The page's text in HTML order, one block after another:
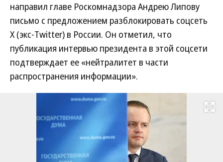
направил главе Роскомнадзора Андрею Липову
письмо с предложением разблокировать соцсеть
X (экс-Twitter) в России. Он отметил, что
публикация интервью президента в этой соцсети
подтверждает ее «нейтралитет в части
распространения информации».
Развернуть